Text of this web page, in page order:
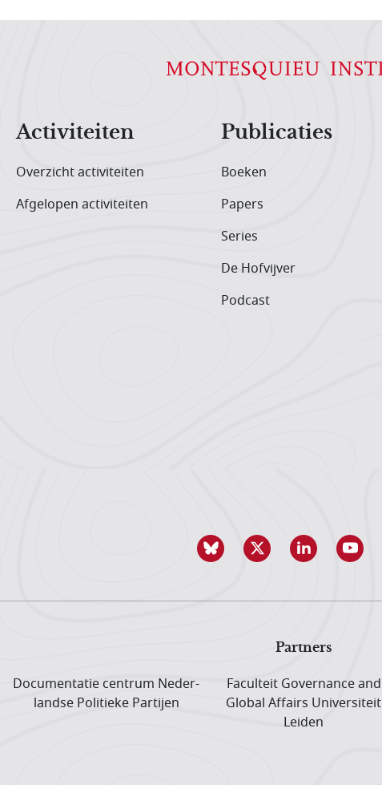
Activiteiten
Overzicht activiteiten
Afgelopen activiteiten
Publicaties
Boeken
Papers
Series
De Hofvijver
Podcast
Partners
Documentatie centrum Neder­
landse Politieke Partijen
Faculteit Governance and
Global Affairs Universiteit
Leiden